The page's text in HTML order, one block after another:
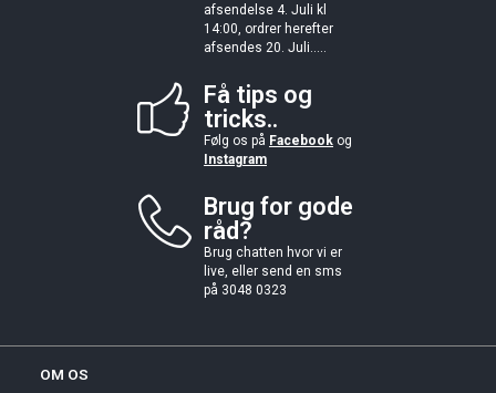
afsendelse 4. Juli kl
14:00, ordrer herefter
afsendes 20. Juli.....
Få tips og
tricks..
Følg os på Facebook og
Instagram
Brug for gode
råd?
Brug chatten hvor vi er
live, eller send en sms
på 3048 0323
OM OS